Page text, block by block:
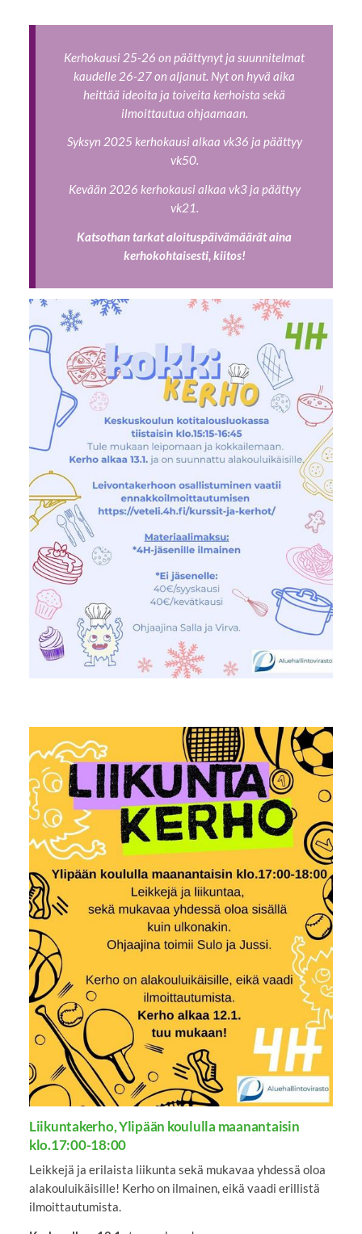
Kerhokausi 25-26 on päättynyt ja suunnitelmat
kaudelle 26-27 on aljanut. Nyt on hyvä aika
heittää ideoita ja toiveita kerhoista sekä
ilmoittautua ohjaamaan.
Syksyn 2025 kerhokausi alkaa vk36 ja päättyy
vk50.
Kevään 2026 kerhokausi alkaa vk3 ja päättyy
vk21.
Katsothan tarkat aloituspäivämäärät aina
kerhokohtaisesti, kiitos!
Liikuntakerho, Ylipään koululla maanantaisin
klo.17:00-18:00
Leikkejä ja erilaista liikunta sekä mukavaa yhdessä oloa
alakouluikäisille! Kerho on ilmainen, eikä vaadi erillistä
ilmoittautumista.